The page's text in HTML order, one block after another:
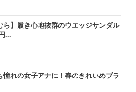
ら】履き心地抜群のウエッジサンダル
...
憧れの女子アナに！春のきれいめブラ